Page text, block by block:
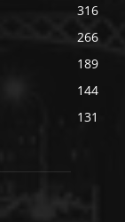
316
266
189
144
131